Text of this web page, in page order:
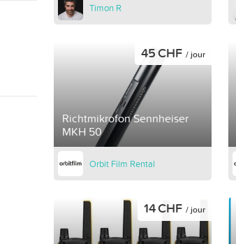
Timon R
Richtmikrofon Sennheiser
MKH 50
45 CHF / jour
Orbit Film Rental
14 CHF / jour